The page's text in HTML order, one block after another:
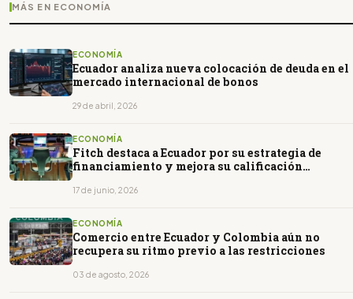
MÁS EN ECONOMÍA
ECONOMÍA
Ecuador analiza nueva colocación de deuda en el
mercado internacional de bonos
29 de abril, 2026
ECONOMÍA
Fitch destaca a Ecuador por su estrategia de
financiamiento y mejora su calificación
17 de junio, 2026
ECONOMÍA
Comercio entre Ecuador y Colombia aún no
recupera su ritmo previo a las restricciones
03 de agosto, 2026